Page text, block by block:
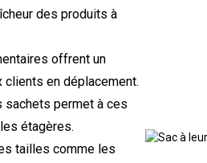
des produits à
offrent un
clients en déplacement.
sachets permet à ces
étagères.
tailles comme les